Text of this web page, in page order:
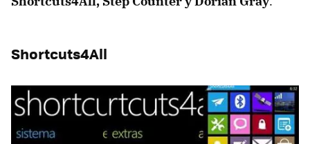
Shortcuts4All